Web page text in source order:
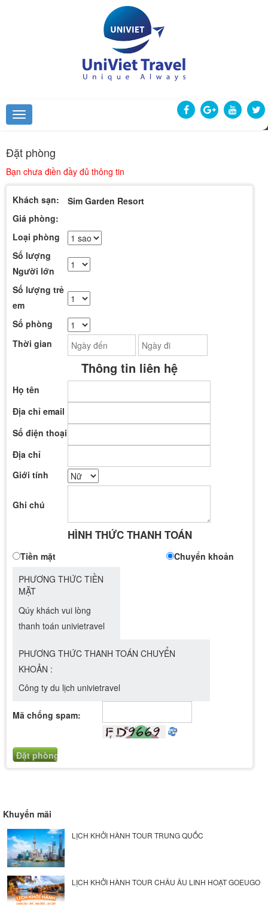
Đặt phòng
Bạn chưa điền đầy đủ thông tin
Khách sạn:
Sim Garden Resort
Giá phòng:
Loại phòng
Số lượng
Người lớn
Số lượng trẻ
em
Số phòng
Thời gian
Thông tin liên hệ
Họ tên
Địa chỉ email
Số điện thoại
Địa chỉ
Giới tính
Ghi chú
HÌNH THỨC THANH TOÁN
Tiền mặt
Chuyển khoản
PHƯƠNG THỨC TIỀN
MẶT
Qúy khách vui lòng
thanh toán univietravel
PHƯƠNG THỨC THANH TOÁN CHUYỂN
KHOẢN :
Công ty du lịch univietravel
Mã chống spam:
Khuyến mãi
LỊCH KHỞI HÀNH TOUR TRUNG QUỐC
LỊCH KHỞI HÀNH TOUR CHÂU ÂU LINH HOẠT GOEUGO